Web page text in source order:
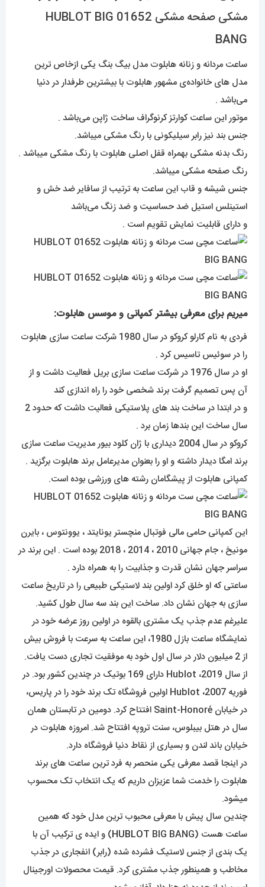
مشکی صفحه مشکی 01652 HUBLOT BIG
BANG
ساعت مردانه و زنانه هابلوت مدل بیگ بنگ یکی ازخاص ترین
مدل های خانواده‌ی مشهور هابلوت با بیشترین طرفدار در دنیا
می‌باشد .
موتور این ساعت کوارتز کرنوگراف ساخت ژاپن می‌باشد .
جنس بند نیز رابر سیلیکونی با رنگ مشکی میباشد.
رنگ بدنه مشکی بهمراه قفل اصلی هابلوت با رنگ مشکی میباشد .
رنگ صفحه مشکی میباشد.
جنس شیشه و قاب این ساعت به ترتیب از سافایر ضد خش و
استینلس استیل ضد حساسیت و ضد زنگ می‌باشد
و دارای قابلیت نمایش تقویم است .
میریم برای معرفی بیشتر کمپانی و موسس هابلوت:
فردی به نام کارلو کروکو در سال 1980 شرکت ساعت سازی هابلوت
را در سوئیس تاسیس کرد .
او در سال 1976 در شرکت ساعت سازی بریل فعالیت داشت و از
آن پس تصمیم گرفت برند شخصی خود را راه اندازی کند
و در ابتدا در ساخت بند های پلاستیکی فعالیت داشت که حدود 2
سال ساخت این بندها زمان برد .
کروکو در سال 2004 دیداری با ژان کلود بیور مدیریت ساعت سازی
برند امگا دیدار داشته و او را بعنوان مدیرعامل برند هابلوت برگزید .
کمپانی هابلوت از پیشگامان رشته های ورزشی بوده است.
این کمپانی حامی مالی فوتبال منچستر یونایتد ، یوونتوس ، بایرن
مونیخ ، جام جهانی 2010 ، 2014 ، 2018 بوده است . این برند در
سراسر جهان نشان قدرت و جذابیت را به همراه دارد .
ساعتی که او خلق کرد اولین بند لاستیکی طبیعی را در تاریخ ساعت
سازی به جهان نشان داد. ساخت این بند سه سال طول کشید.
علیرغم عدم جذب یک مشتری بالقوه در اولین روز عرضه خود در
نمایشگاه ساعت بازل 1980، این ساعت به سرعت با فروش بیش
از 2 میلیون دلار در سال اول خود به موفقیت تجاری دست یافت.
از سال 2019، Hublot دارای 169 بوتیک در چندین کشور بود. در
فوریه 2007، Hublot اولین فروشگاه تک برند خود را در پاریس،
در خیابان Saint-Honoré افتتاح کرد. دومین در تابستان همان
سال در هتل بیبلوس، سنت تروپه افتتاح شد. امروزه هابلوت در
خیابان باند لندن و بسیاری از نقاط دنیا فروشگاه دارد.
در اینجا قصد معرفی یکی منحصر به فرد ترین ساعت های برند
هابلوت را خدمت شما عزیزان داریم که یک انتخاب تک محسوب
میشود.
چندین سال پیش با معرفی محبوب ترین مدل خود که همین
ساعت هست (
HUBLOTBIG BANG) و ایده ی ترکیب آن با
یک بندی از جنس لاستیک فشرده شده (رابر) انفجاری در جذب
مخاطب و همینطور جذب مشتری کرد. قیمت محصولات اورجینال